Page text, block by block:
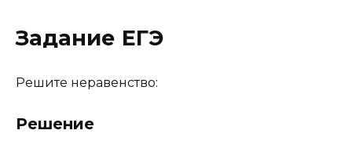
Задание ЕГЭ
Решите неравенство:
Решение